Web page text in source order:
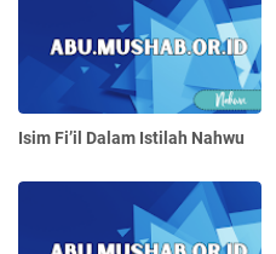
Isim Fi’il Dalam Istilah Nahwu